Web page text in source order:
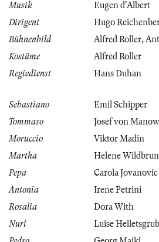
Musik
Eugen d'Albert
Dirigent
Hugo
Bühnenbild
Alfred Roller,
Kostüme
Alfred Roller
Regiedienst
Hans Duhan
Sebastiano
Emil Schipper
Tommaso
Josef von
Moruccio
Viktor Madin
Martha
Helene
Pepa
Carola Jovanovic
Antonia
Irene Petrini
Rosalia
Dora With
Nuri
Luise